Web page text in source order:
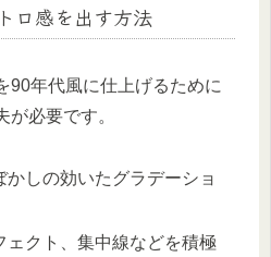
ロ感を出す方法
90年代風に仕上げるために
が必要です。
しの効いたグラデーショ
ェクト、集中線などを積極